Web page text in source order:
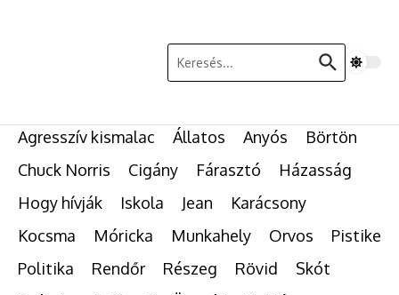
Keresés:
Agresszív kismalac Állatos Anyós
Börtön
Chuck Norris
Cigány Fárasztó
Házasság
Hogy hívják
Iskola Jean
Karácsony
Kocsma
Móricka Munkahely Orvos
Pistike
Politika
Rendőr Részeg Rövid
Skót